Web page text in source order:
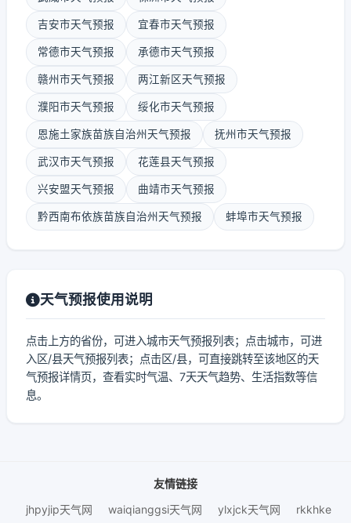
吉安市天气预报 宜春市天气预报
常德市天气预报 承德市天气预报
赣州市天气预报 两江新区天气预报
濮阳市天气预报 绥化市天气预报
恩施土家族苗族自治州天气预报 抚州市天气预报
武汉市天气预报 花莲县天气预报
兴安盟天气预报 曲靖市天气预报
黔西南布依族苗族自治州天气预报 蚌埠市天气预报
天气预报使用说明
点击上方的省份，可进入城市天气预报列表；点击城市，可进
入区/县天气预报列表；点击区/县，可直接跳转至该地区的天
气预报详情页，查看实时气温、7天天气趋势、生活指数等信
息。
友情链接
jhpyjip天气网
waiqianggsi天气网 ylxjck天气网
rkkhke